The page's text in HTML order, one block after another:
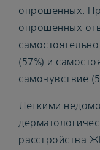
опрошенных.
опрошенных
(57%) и
самочувствие
Легкими
расстройства